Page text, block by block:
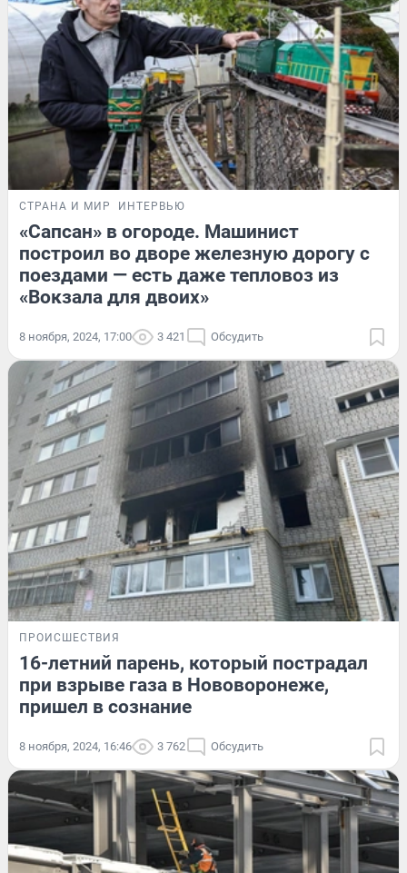
СТРАНА И МИР ИНТЕРВЬЮ
«Сапсан» в огороде. Машинист
построил во дворе железную дорогу с
поездами — есть даже тепловоз из
«Вокзала для двоих»
8 ноября, 2024, 17:00 3 421 Обсудить
ПРОИСШЕСТВИЯ
16-летний парень, который пострадал
при взрыве газа в Нововоронеже,
пришел в сознание
8 ноября, 2024, 16:46 3 762 Обсудить